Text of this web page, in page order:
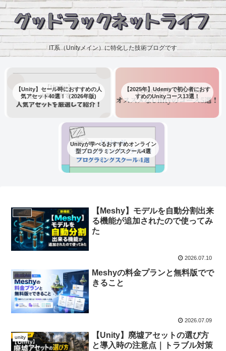
IT系（Unityメイン）に特化した技術ブログです
【Unity】セール時におすすめの人
気アセット40選！（2026年版)
【2025年】Udemyで初心者におす
すめのUnityコース13選！
Unityが学べるおすすめオンライン
型プログラミングスクール4選
生成AI
【Meshy】モデルを自動分割出来
る機能が追加されたので使ってみ
た
2026.07.10
生成AI
Meshyの料金プランと無料版でで
きること
2026.07.09
unity
【Unity】廃墟アセットの選び方
と導入時の注意点｜トラブル対策